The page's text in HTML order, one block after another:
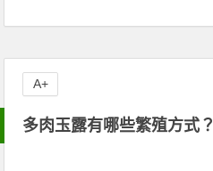
多肉玉露有哪些繁殖方式？
A+